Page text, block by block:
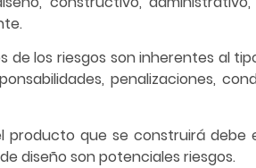
de los riesgos son inherentes al
penalizaciones,
producto que se construirá
diseño son potenciales riesgos.